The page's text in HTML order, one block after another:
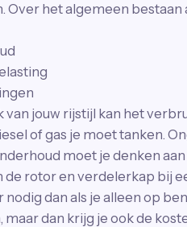
Over het algemeen bestaan
van jouw rijstijl kan het
of gas je moet tanken.
moet je denken
de rotor en verdelerkap bij
nodig dan als je alleen op
maar dan krijg je ook de